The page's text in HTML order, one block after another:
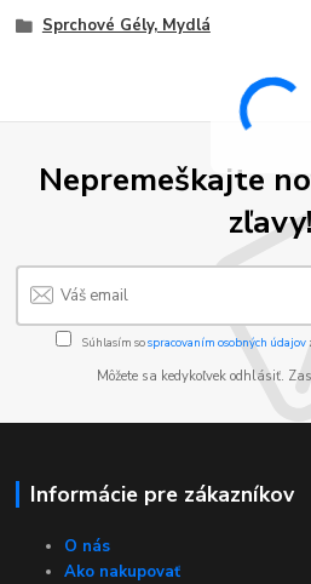
Sprchové Gély, Mydlá
Nepremeškajte
zľavy!
Súhlasím sospracovaním osobných údajov
Môžete sa kedykoľvek odhlásiť.
Informácie pre zákazníkov
O nás
Ako nakupovať